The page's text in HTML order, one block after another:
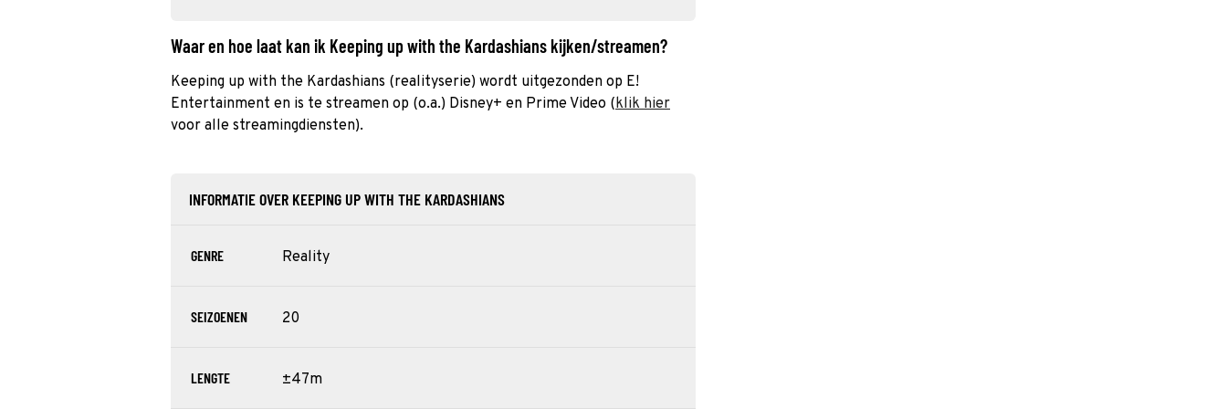
Waar en hoe laat kan ik Keeping up with the Kardashians kijken/streamen?
Keeping up with the Kardashians (realityserie) wordt uitgezonden op E!
Entertainment en is te streamen op (o.a.) Disney+ en Prime Video (klik hier
voor alle streamingdiensten).
INFORMATIE OVER KEEPING UP WITH THE KARDASHIANS
GENRE Reality
SEIZOENEN 20
LENGTE ±47m